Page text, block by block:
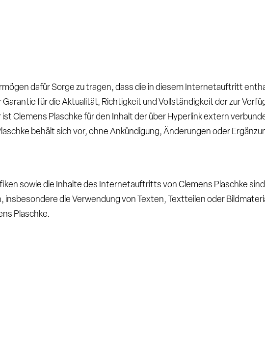
dafür Sorge zu tragen, dass die in diesem Internetauftritt
für die Aktualität, Richtigkeit und Vollständigkeit der zur
Clemens Plaschke für den Inhalt der über Hyperlink extern
behält sich vor, ohne Ankündigung, Änderungen oder
sowie die Inhalte des Internetauftritts von Clemens Plaschke
die Verwendung von Texten, Textteilen oder
Plaschke.